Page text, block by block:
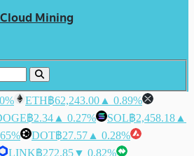
Mining
ETH฿62,243.00 ▲ 0.89%
฿2.34 ▲ 0.27% SOL฿2,458.18 ▲
DOT฿27.57 ▲ 0.28%
LINK฿272.85▼ 0.82%